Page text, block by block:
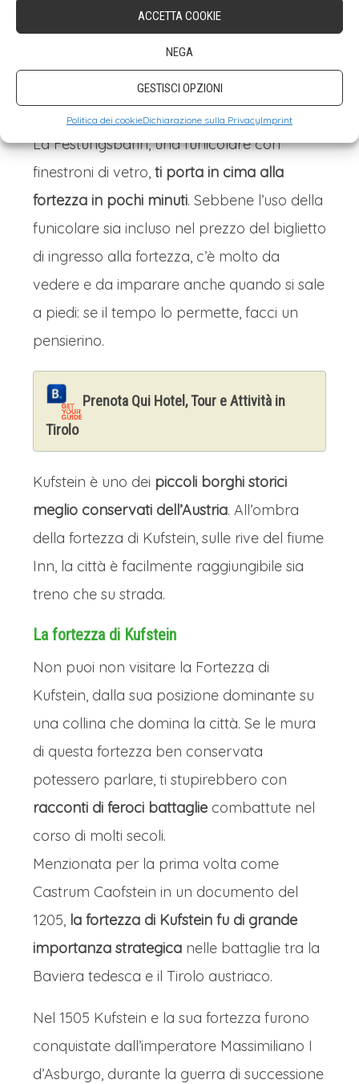
ACCETTA COOKIE
NEGA
GESTISCI OPZIONI
Politica dei cookieDichiarazione sulla PrivacyImprint
della fortezza di Kufstein, sulle rive del fiume
Inn, la città è facilmente raggiungibile sia
treno che su strada.
La Festungsbahn
La Festungsbahn, una funicolare con
finestroni di vetro, ti porta in cima alla
fortezza in pochi minuti. Sebbene l’uso della
funicolare sia incluso nel prezzo del biglietto
di ingresso alla fortezza, c’è molto da
vedere e da imparare anche quando si sale
a piedi: se il tempo lo permette, facci un
pensierino.
Prenota Qui Hotel, Tour e Attività in
Tirolo
Kufstein è uno dei piccoli borghi storici
meglio conservati dell’Austria. All’ombra
della fortezza di Kufstein, sulle rive del fiume
Inn, la città è facilmente raggiungibile sia
treno che su strada.
La fortezza di Kufstein
Non puoi non visitare la Fortezza di
Kufstein, dalla sua posizione dominante su
una collina che domina la città. Se le mura
di questa fortezza ben conservata
potessero parlare, ti stupirebbero con
racconti di feroci battaglie combattute nel
corso di molti secoli.
Menzionata per la prima volta come
Castrum Caofstein in un documento del
1205, la fortezza di Kufstein fu di grande
importanza strategica nelle battaglie tra la
Baviera tedesca e il Tirolo austriaco.
Nel 1505 Kufstein e la sua fortezza furono
conquistate dall’imperatore Massimiliano I
d’Asburgo, durante la guerra di successione